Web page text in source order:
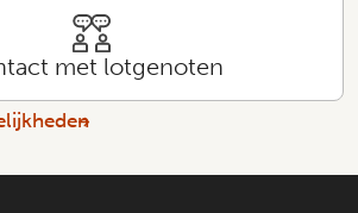
met lotgenoten